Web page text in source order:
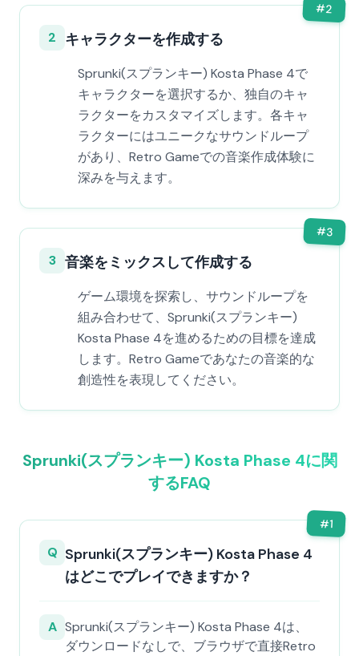
#2
2 キャラクターを作成する
Sprunki(スプランキー) Kosta Phase 4で
キャラクターを選択するか、独自のキャ
ラクターをカスタマイズします。各キャ
ラクターにはユニークなサウンドループ
があり、Retro Gameでの音楽作成体験に
深みを与えます。
#3
3 音楽をミックスして作成する
ゲーム環境を探索し、サウンドループを
組み合わせて、Sprunki(スプランキー)
Kosta Phase 4を進めるための目標を達成
します。Retro Gameであなたの音楽的な
創造性を表現してください。
Sprunki(スプランキー) Kosta Phase 4に関
するFAQ
#1
Q Sprunki(スプランキー) Kosta Phase 4
はどこでプレイできますか？
A Sprunki(スプランキー) Kosta Phase 4は、
ダウンロードなしで、ブラウザで直接Retro